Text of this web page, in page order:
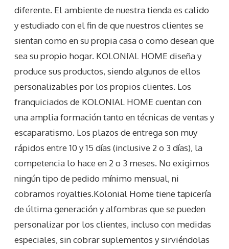
diferente. El ambiente de nuestra tienda es calido
y estudiado con el fin de que nuestros clientes se
sientan como en su propia casa o como desean que
sea su propio hogar. KOLONIAL HOME diseña y
produce sus productos, siendo algunos de ellos
personalizables por los propios clientes. Los
franquiciados de KOLONIAL HOME cuentan con
una amplia formación tanto en técnicas de ventas y
escaparatismo. Los plazos de entrega son muy
rápidos entre 10 y 15 días (inclusive 2 o 3 días), la
competencia lo hace en 2 o 3 meses. No exigimos
ningún tipo de pedido mínimo mensual, ni
cobramos royalties.Kolonial Home tiene tapicería
de última generación y alfombras que se pueden
personalizar por los clientes, incluso con medidas
especiales, sin cobrar suplementos y sirviéndolas